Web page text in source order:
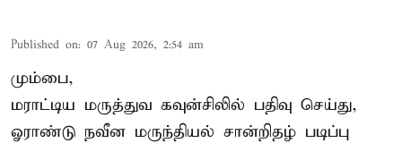
Published on: 07 Aug 2026, 2:54 am
மும்பை,
மராட்டிய மருத்துவ கவுன்சிலில் பதிவு செய்து,
ஓராண்டு நவீன மருந்தியல் சான்றிதழ் படிப்பு